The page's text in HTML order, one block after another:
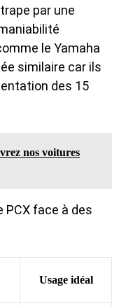
par une
le Yamaha
similaire car ils
des 15
nos voitures
face à des
Usage idéal